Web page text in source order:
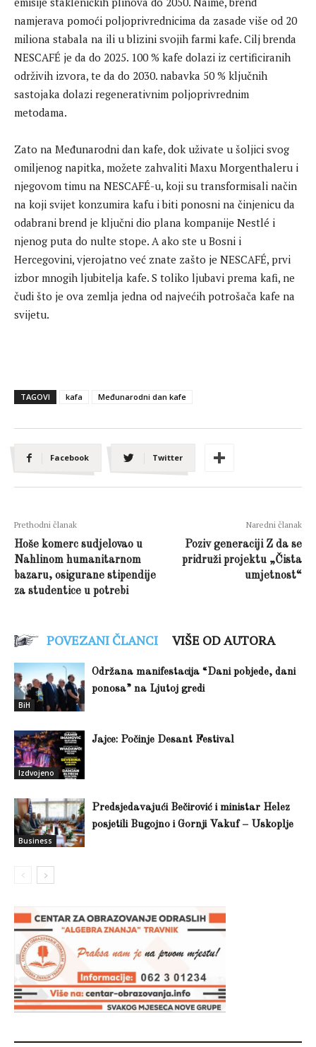
namjerava pomoći poljoprivrednicima da zasade više od 20
miliona stabala na ili u blizini svojih farmi kafe. Cilj brenda
NESCAFÉ je da do 2025. 100 % kafe dolazi iz certificiranih
održivih izvora, te da do 2030. nabavka 50 % ključnih
sastojaka dolazi regenerativnim poljoprivrednim
metodama.
Zato na Međunarodni dan kafe, dok uživate u šoljici svog
omiljenog napitka, možete zahvaliti Maxu Morgenthaleru i
njegovom timu na NESCAFÉ-u, koji su transformisali način
na koji svijet konzumira kafu i biti ponosni na činjenicu da
odabrani brend je ključni dio plana kompanije Nestlé i
njenog puta do nulte stope. A ako ste u Bosni i
Hercegovini, vjerojatno već znate zašto je NESCAFÉ, prvi
izbor mnogih ljubitelja kafe. S toliko ljubavi prema kafi, ne
čudi što je ova zemlja jedna od najvećih potrošača kafe na
svijetu.
TAGOVI kafa Međunarodni dan kafe
Facebook Twitter
Prethodni članak
Hoše komerc sudjelovao u
Nahlinom humanitarnom
bazaru, osigurane stipendije
za studentice u potrebi
Naredni članak
Poziv generaciji Z da se
pridruži projektu „Čista
umjetnost“
POVEZANI ČLANCI VIŠE OD AUTORA
BiH
Održana manifestacija “Dani pobjede, dani
ponosa” na Ljutoj gredi
Izdvojeno
Jajce: Počinje Desant Festival
Business
Predsjedavajući Bečirović i ministar Helez
posjetili Bugojno i Gornji Vakuf – Uskoplje